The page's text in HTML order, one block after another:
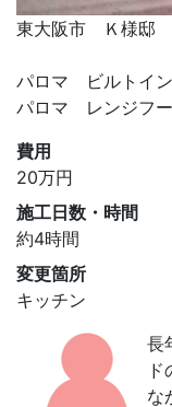
東大阪市 Ｋ様邸
パロマ ビルトイ
パロマ レンジ
費用
20万円
施工日数・時間
約4時間
変更箇所
キッチン
長
な